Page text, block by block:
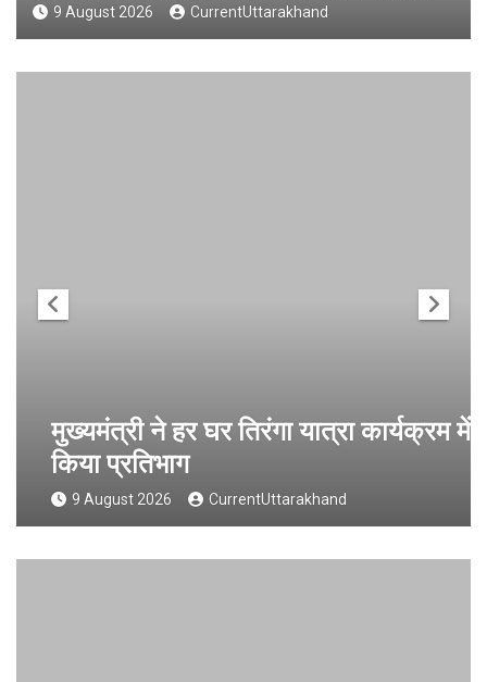
9 August 2026 CurrentUttarakhand
मुख्यमंत्री ने हर घर तिरंगा यात्रा कार्यक्रम में
किया प्रतिभाग
9 August 2026 CurrentUttarakhand